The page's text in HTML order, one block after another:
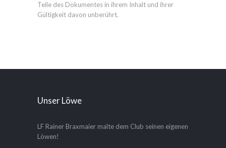
Teile des Dokumentes in ihrem Inhalt und ihrer
Gültigkeit davon unberührt.
Unser Löwe
LF Rainer Braxmaier malte dem Club seinen eigenen
Löwen!